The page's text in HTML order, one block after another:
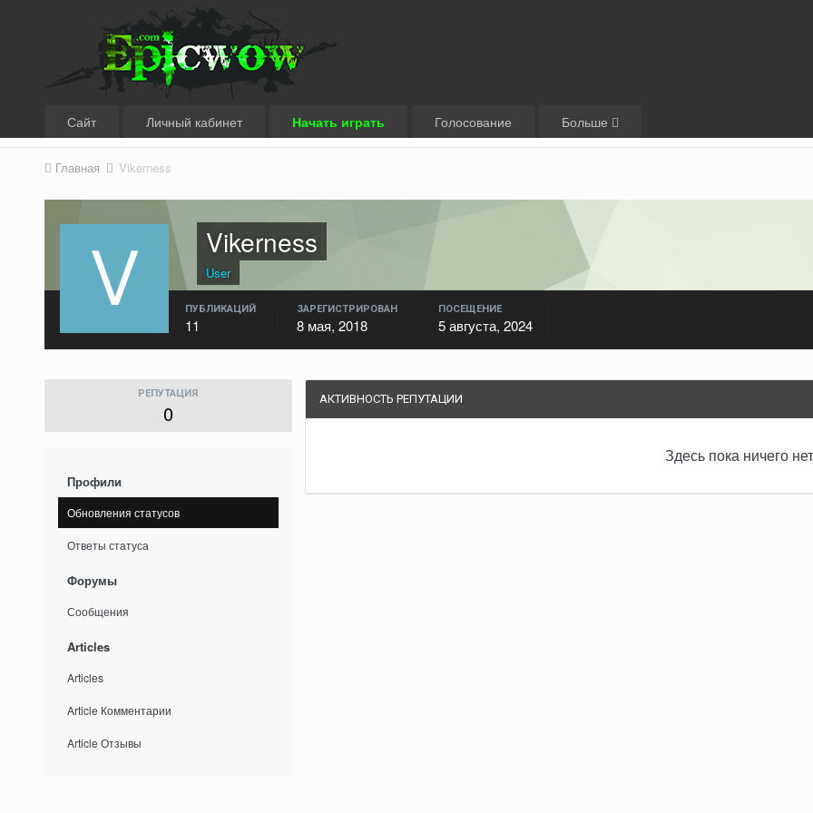
Сайт Личный кабинет Начать играть Голосование Больше
Главная Vikerness
Vikerness
User
ПУБЛИКАЦИЙ
11
ЗАРЕГИСТРИРОВАН
8 мая, 2018
ПОСЕЩЕНИЕ
5 августа, 2024
РЕПУТАЦИЯ
0
Профили
Обновления статусов
Ответы статуса
Форумы
Сообщения
Articles
Articles
Article Комментарии
Article Отзывы
АКТИВНОСТЬ РЕПУТАЦИИ
Здесь пока ничего